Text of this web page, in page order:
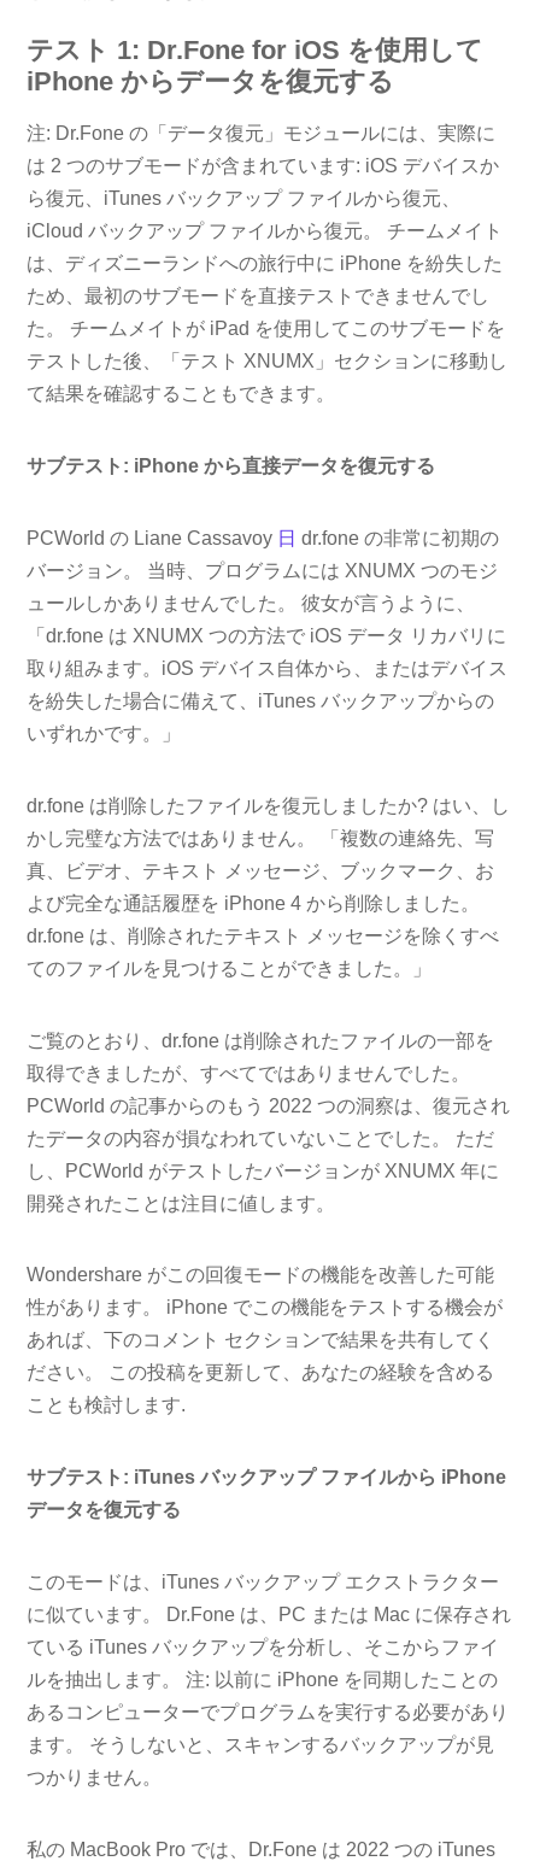
テスト 1: Dr.Fone for iOS を使用して
iPhone からデータを復元する
注: Dr.Fone の「データ復元」モジュールには、実際に
は 2 つのサブモードが含まれています: iOS デバイスか
ら復元、iTunes バックアップ ファイルから復元、
iCloud バックアップ ファイルから復元。 チームメイト
は、ディズニーランドへの旅行中に iPhone を紛失した
ため、最初のサブモードを直接テストできませんでし
た。 チームメイトが iPad を使用してこのサブモードを
テストした後、「テスト XNUMX」セクションに移動し
て結果を確認することもできます。
サブテスト: iPhone から直接データを復元する
PCWorld の Liane Cassavoy 日 dr.fone の非常に初期の
バージョン。 当時、プログラムには XNUMX つのモジ
ュールしかありませんでした。 彼女が言うように、
「dr.fone は XNUMX つの方法で iOS データ リカバリに
取り組みます。iOS デバイス自体から、またはデバイス
を紛失した場合に備えて、iTunes バックアップからの
いずれかです。」
dr.fone は削除したファイルを復元しましたか? はい、し
かし完璧な方法ではありません。 「複数の連絡先、写
真、ビデオ、テキスト メッセージ、ブックマーク、お
よび完全な通話履歴を iPhone 4 から削除しました。
dr.fone は、削除されたテキスト メッセージを除くすべ
てのファイルを見つけることができました。」
ご覧のとおり、dr.fone は削除されたファイルの一部を
取得できましたが、すべてではありませんでした。
PCWorld の記事からのもう 2022 つの洞察は、復元され
たデータの内容が損なわれていないことでした。 ただ
し、PCWorld がテストしたバージョンが XNUMX 年に
開発されたことは注目に値します。
Wondershare がこの回復モードの機能を改善した可能
性があります。 iPhone でこの機能をテストする機会が
あれば、下のコメント セクションで結果を共有してく
ださい。 この投稿を更新して、あなたの経験を含める
ことも検討します.
サブテスト: iTunes バックアップ ファイルから iPhone
データを復元する
このモードは、iTunes バックアップ エクストラクター
に似ています。 Dr.Fone は、PC または Mac に保存され
ている iTunes バックアップを分析し、そこからファイ
ルを抽出します。 注: 以前に iPhone を同期したことの
あるコンピューターでプログラムを実行する必要があり
ます。 そうしないと、スキャンするバックアップが見
つかりません。
私の MacBook Pro では、Dr.Fone は 2022 つの iTunes